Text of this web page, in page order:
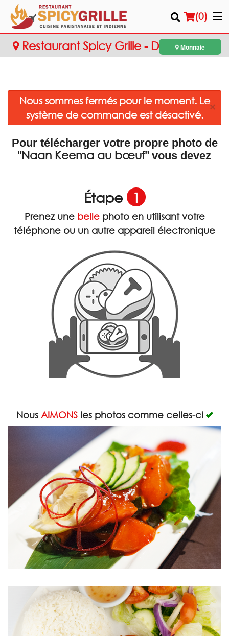
(0)
Emplacement
Français
Connection
Rechercher
Restaurant Spicy Grille - Dollard-des-
Monnaie
Nous sommes fermés pour le moment. Le
système de commande est désactivé.
×
Pour télécharger votre propre photo de
"Naan Keema au bœuf"vous devez
Étape 1
Prenez unebelle photo en utilisant votre
téléphone ou un autre appareil électronique
Nous AIMONSles photos comme celles-ci